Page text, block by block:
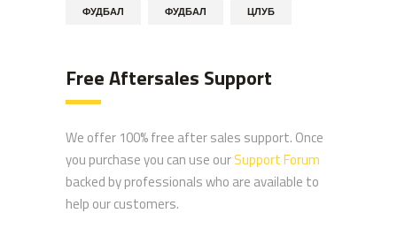
ФУДБАЛ ФУДБАЛ ЦЛУБ
Free Aftersales Support
We offer 100% free after sales support. Once
you purchase you can use ourSupport Forum
backed by professionals who are available to
help our customers.